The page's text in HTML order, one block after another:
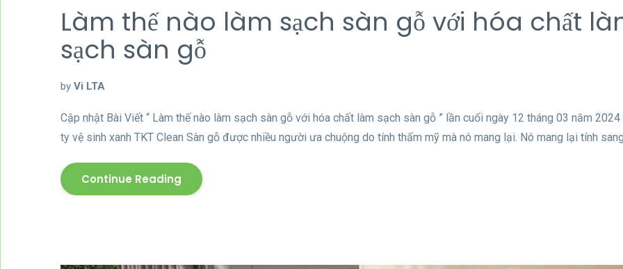
Làm thế nào làm sạch sàn gỗ với hóa chất
sạch sàn gỗ
by Vi LTA
Cập nhật Bài Viết “ Làm thế nào làm sạch sàn gỗ với hóa chất làm sạch sàn gỗ ” lần cuối ngày 12 tháng 03 năm
ty vệ sinh xanh TKT Clean Sàn gỗ được nhiều người ưa chuộng do tính thẩm mỹ mà nó mang lại. Nó mang lại tính
Continue Reading